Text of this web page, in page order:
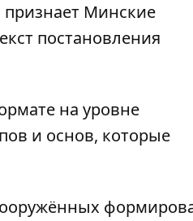
Минские
постановления
на уровне
и основ, которые